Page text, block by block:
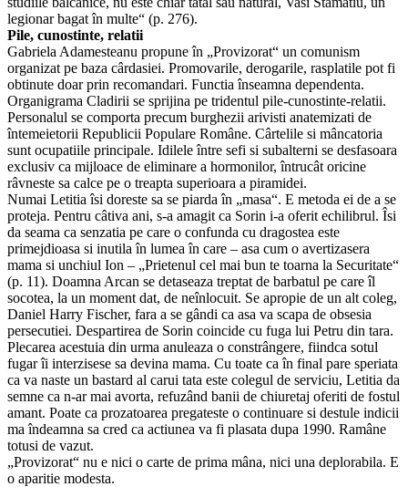
legionar bagat în multe“ (p. 276).
Pile, cunostinte, relatii
Gabriela Adamesteanu propune în „Provizorat“ un comunism
organizat pe baza cârdasiei. Promovarile, derogarile, rasplatile pot fi
obtinute doar prin recomandari. Functia înseamna dependenta.
Organigrama Cladirii se sprijina pe tridentul pile-cunostinte-relatii.
Personalul se comporta precum burghezii arivisti anatemizati de
întemeietorii Republicii Populare Române. Cârtelile si mâncatoria
sunt ocupatiile principale. Idilele între sefi si subalterni se desfasoara
exclusiv ca mijloace de eliminare a hormonilor, întrucât oricine
râvneste sa calce pe o treapta superioara a piramidei.
Numai Letitia îsi doreste sa se piarda în „masa“. E metoda ei de a se
proteja. Pentru câtiva ani, s-a amagit ca Sorin i-a oferit echilibrul. Îsi
da seama ca senzatia pe care o confunda cu dragostea este
primejdioasa si inutila în lumea în care – asa cum o avertizasera
mama si unchiul Ion – „Prietenul cel mai bun te toarna la Securitate“
(p. 11). Doamna Arcan se detaseaza treptat de barbatul pe care îl
socotea, la un moment dat, de neînlocuit. Se apropie de un alt coleg,
Daniel Harry Fischer, fara a se gândi ca asa va scapa de obsesia
persecutiei. Despartirea de Sorin coincide cu fuga lui Petru din tara.
Plecarea acestuia din urma anuleaza o constrângere, fiindca sotul
fugar îi interzisese sa devina mama. Cu toate ca în final pare speriata
ca va naste un bastard al carui tata este colegul de serviciu, Letitia da
semne ca n-ar mai avorta, refuzând banii de chiuretaj oferiti de fostul
amant. Poate ca prozatoarea pregateste o continuare si destule indicii
ma îndeamna sa cred ca actiunea va fi plasata dupa 1990. Ramâne
totusi de vazut.
„Provizorat“ nu e nici o carte de prima mâna, nici una deplorabila. E
o aparitie modesta.